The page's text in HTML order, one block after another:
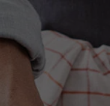
Pour vous
Pour
Pour le